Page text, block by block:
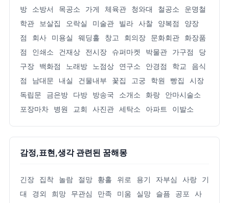
방
소방서 목공소 가게 체육관 청와대 철공소
운명철
학관
보살집 오락실 미술관 빌라 사찰 양복점
양장
점
회사 미용실 웨딩홀 창고 회의장 문화회관
화장품
점
인쇄소 건재상 전시장 슈퍼마켓 박물관 가구점
당
구장
백화점 노래방 노점상 연구소 안경점 학교
음식
점
남대문 내실 건물내부 꽃집 고궁 학원 빵집
시장
독립문
금은방 다방 방송국 소개소 화랑
안마시술소
포장마차
병원 교회 사진관 세탁소 아파트 이발소
감정,표현,생각 관련된 꿈해몽
긴장 집착 놀람 절망 황홀 위로 용기 자부심 사랑
기
대
경외 희망 무관심 만족 미움 실망 슬픔 공포
사